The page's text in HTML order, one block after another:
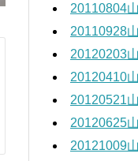
20110804
20110928
20120203
20120410
20120521
20120625
20121009